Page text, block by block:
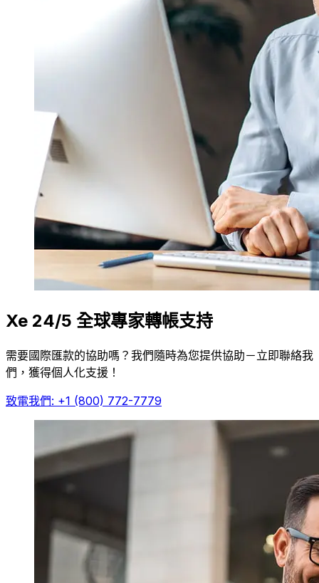
Xe 24/5 全球專家轉帳支持
需要國際匯款的協助嗎？我們隨時為您提供協助－立即聯絡我
們，獲得個人化支援！
致電我們: +1 (800) 772-7779